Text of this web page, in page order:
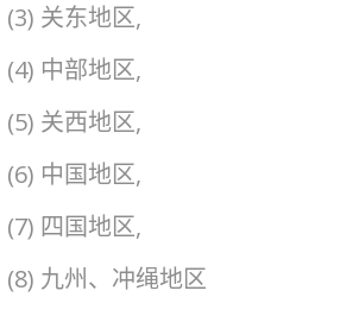
(3) 关东地区,
(4) 中部地区,
(5) 关西地区,
(6) 中国地区,
(7) 四国地区,
(8) 九州、冲绳地区